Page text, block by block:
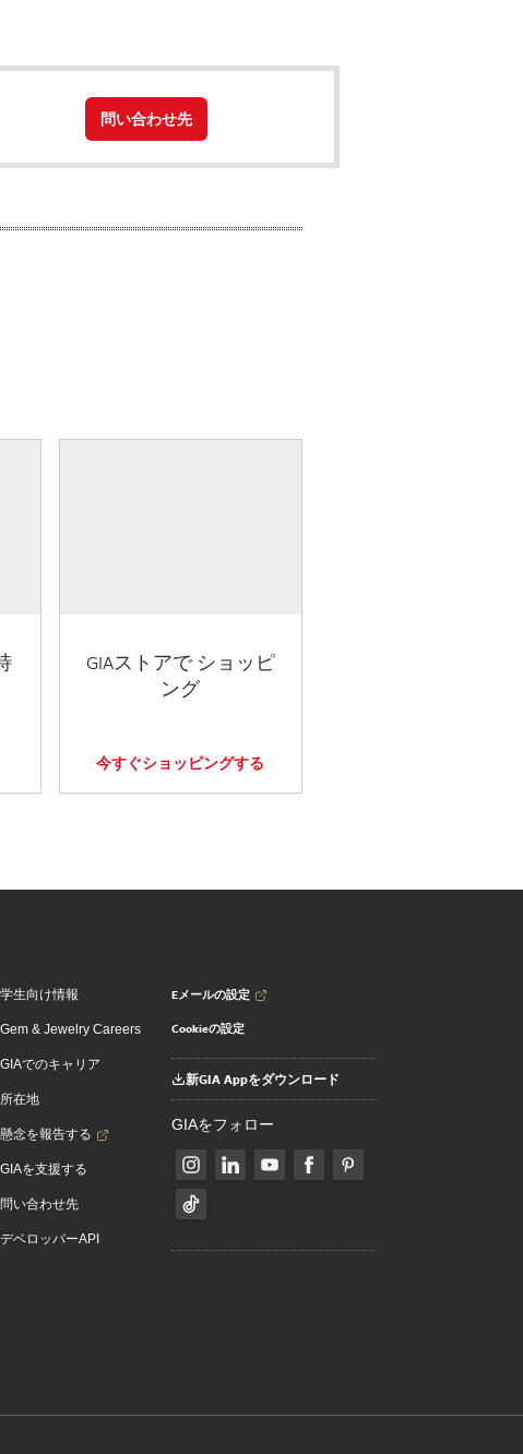
問い合わせ先
GIAストアで ショッピ
ング
今すぐショッピングする
学生向け情報
Gem & Jewelry Careers
GIAでのキャリア
所在地
懸念を報告する
GIAを支援する
問い合わせ先
デベロッパーAPI
Eメールの設定
Cookieの設定
新GIA Appをダウンロード
GIAをフォロー